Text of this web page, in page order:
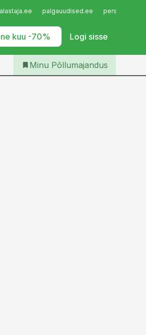
palgauudised.ee
kuu -70% Logi sisse
Iseteenindus
Telli Põllumajandus
Minu Põllumajandus